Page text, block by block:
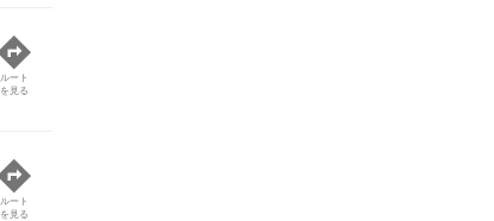
ルート
を見る
ルート
を見る